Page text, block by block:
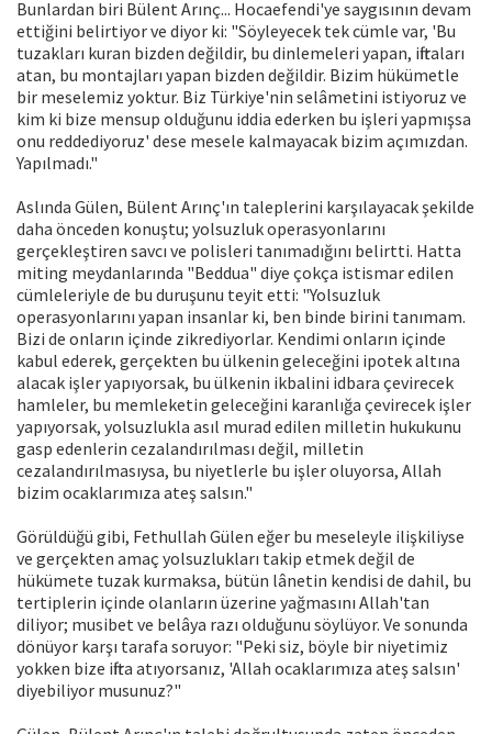
Bunlardan biri Bülent Arınç... Hocaefendi'ye saygısının devam
ettiğini belirtiyor ve diyor ki: "Söyleyecek tek cümle var, 'Bu
tuzakları kuran bizden değildir, bu dinlemeleri yapan, iftiraları
atan, bu montajları yapan bizden değildir. Bizim hükümetle
bir meselemiz yoktur. Biz Türkiye'nin selâmetini istiyoruz ve
kim ki bize mensup olduğunu iddia ederken bu işleri yapmışsa
onu reddediyoruz' dese mesele kalmayacak bizim açımızdan.
Yapılmadı."
Aslında Gülen, Bülent Arınç'ın taleplerini karşılayacak şekilde
daha önceden konuştu; yolsuzluk operasyonlarını
gerçekleştiren savcı ve polisleri tanımadığını belirtti. Hatta
miting meydanlarında "Beddua" diye çokça istismar edilen
cümleleriyle de bu duruşunu teyit etti: "Yolsuzluk
operasyonlarını yapan insanlar ki, ben binde birini tanımam.
Bizi de onların içinde zikrediyorlar. Kendimi onların içinde
kabul ederek, gerçekten bu ülkenin geleceğini ipotek altına
alacak işler yapıyorsak, bu ülkenin ikbalini idbara çevirecek
hamleler, bu memleketin geleceğini karanlığa çevirecek işler
yapıyorsak, yolsuzlukla asıl murad edilen milletin hukukunu
gasp edenlerin cezalandırılması değil, milletin
cezalandırılmasıysa, bu niyetlerle bu işler oluyorsa, Allah
bizim ocaklarımıza ateş salsın."
Görüldüğü gibi, Fethullah Gülen eğer bu meseleyle ilişkiliyse
ve gerçekten amaç yolsuzlukları takip etmek değil de
hükümete tuzak kurmaksa, bütün lânetin kendisi de dahil, bu
tertiplerin içinde olanların üzerine yağmasını Allah'tan
diliyor; musibet ve belâya razı olduğunu söylüyor. Ve sonunda
dönüyor karşı tarafa soruyor: "Peki siz, böyle bir niyetimiz
yokken bize iftira atıyorsanız, 'Allah ocaklarımıza ateş salsın'
diyebiliyor musunuz?"